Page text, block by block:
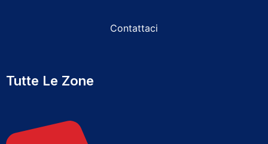
Contattaci
Tutte Le Zone